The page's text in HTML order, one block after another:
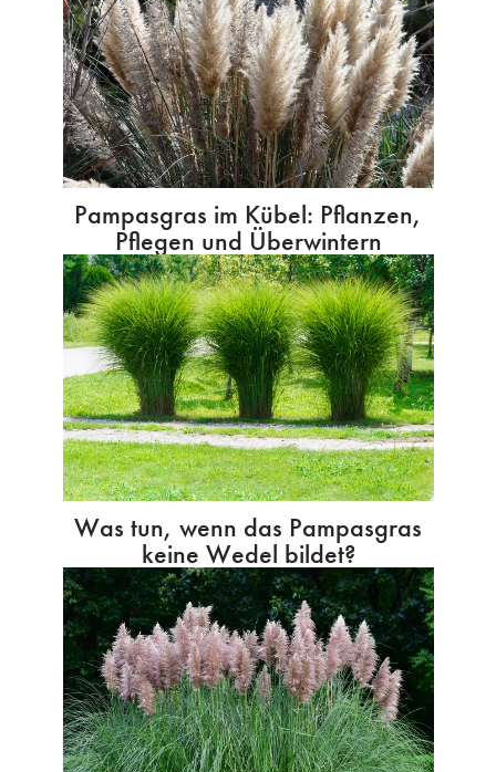
Pampasgras im Kübel: Pflanzen,
Pflegen und Überwintern
Was tun, wenn das Pampasgras
keine Wedel bildet?